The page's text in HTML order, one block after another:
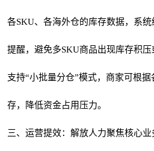
各SKU、各海外仓的库存数据，系
提醒，避免多SKU商品出现库存积压
支持“小批量分仓”模式，商家可根
存，降低资金占用压力。
三、运营提效：解放人力聚焦核心业